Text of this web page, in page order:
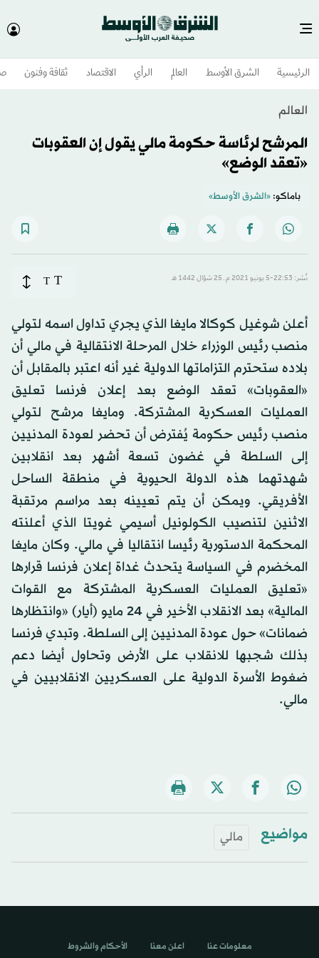
الرئيسية الشرق الأوسط​ العالم الرأي الاقتصاد ثقافة وفنون
العالم
المرشح لرئاسة حكومة مالي يقول إن العقوبات
«تعقد الوضع»
باماكو:«الشرق الأوسط»
نُشر: 22:53-5 يونيو 2021 م ـ 25 شوّال 1442 هـ T
T
أعلن شوغيل كوكالا مايغا الذي يجري تداول اسمه لتولي
منصب رئيس الوزراء خلال المرحلة الانتقالية في مالي أن
بلاده ستحترم التزاماتها الدولية غير أنه اعتبر بالمقابل أن
«العقوبات» تعقد الوضع بعد إعلان فرنسا تعليق
العمليات العسكرية المشتركة. ومايغا مرشح لتولي
منصب رئيس حكومة يُفترض أن تحضر لعودة المدنيين
إلى السلطة في غضون تسعة أشهر بعد انقلابين
شهدتهما هذه الدولة الحيوية في منطقة الساحل
الأفريقي. ويمكن أن يتم تعيينه بعد مراسم مرتقبة
الاثنين لتنصيب الكولونيل أسيمي غويتا الذي أعلنته
المحكمة الدستورية رئيسا انتقاليا في مالي. وكان مايغا
المخضرم في السياسة يتحدث غداة إعلان فرنسا قرارها
«تعليق العمليات العسكرية المشتركة مع القوات
المالية» بعد الانقلاب الأخير في 24 مايو (أيار) «وانتظارها
ضمانات» حول عودة المدنيين إلى السلطة. وتبدي فرنسا
بذلك شجبها للانقلاب على الأرض وتحاول أيضا دعم
ضغوط الأسرة الدولية على العسكريين الانقلابيين في
مالي.
مواضيع مالي
معلومات عنا اعلن معنا الأحكام والشروط